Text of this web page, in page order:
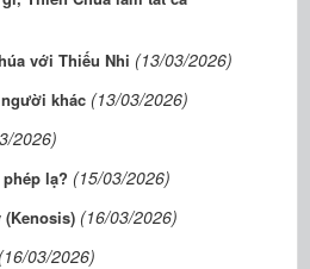
với Thiếu Nhi (13/03/2026)
khác (13/03/2026)
2026)
lạ? (15/03/2026)
(Kenosis) (16/03/2026)
(16/03/2026)